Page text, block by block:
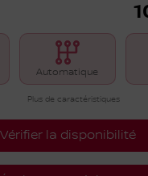
Automatique
Plus de caractéristiques
Vérifier la disponibilité